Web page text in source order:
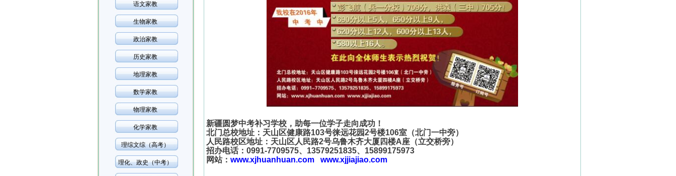
语文家教
生物家教
政治家教
历史家教
地理家教
数学家教
物理家教
化学家教
理综文综（高考）
理化、政史（中考）
新疆圆梦中考补习学校，助每一位学子走向成功！
北门总校地址：天山区健康路103号徕远花园2号楼106室（北门一中旁）
人民路校区地址：天山区人民路2号乌鲁木齐大厦四楼A座（立交桥旁）
招办电话： 0991-7709575、 13579251835、 15899175973
网站： www.xjhuanhuan.com www.xjjiajiao.com